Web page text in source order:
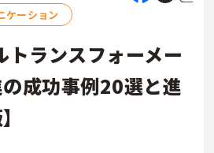
ケーション
トランスフォーメー
成功事例20選と進